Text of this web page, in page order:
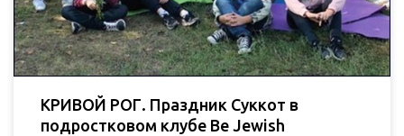
КРИВОЙ РОГ. Праздник Суккот в
подростковом клубе Be Jewish